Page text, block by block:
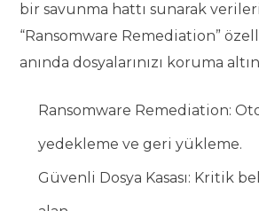
bir savunma hattı sunarak
“Ransomware Remediation”
anında dosyalarınızı koruma
Ransomware Remediation:
yedekleme ve geri yükleme.
Güvenli Dosya Kasası: Kritik